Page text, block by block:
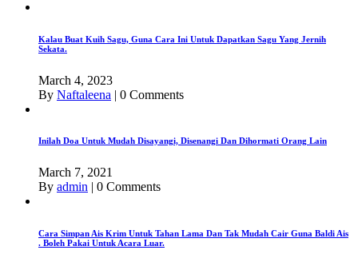
Kalau Buat Kuih Sagu, Guna Cara Ini Untuk Dapatkan Sagu Yang Jernih
Sekata.
March 4, 2023
By Naftaleena | 0 Comments
Inilah Doa Untuk Mudah Disayangi, Disenangi Dan Dihormati Orang Lain
March 7, 2021
By admin | 0 Comments
Cara Simpan Ais Krim Untuk Tahan Lama Dan Tak Mudah Cair Guna Baldi Ais
. Boleh Pakai Untuk Acara Luar.